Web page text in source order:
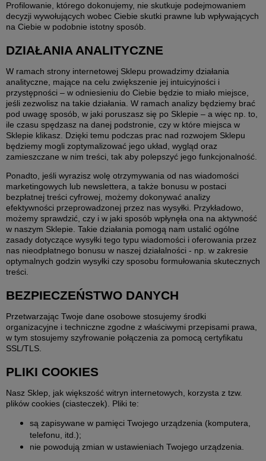
Profilowanie, którego dokonujemy, nie skutkuje podejmowaniem
decyzji wywołujących wobec Ciebie skutki prawne lub wpływających
na Ciebie w podobnie istotny sposób.
DZIAŁANIA ANALITYCZNE
W ramach strony internetowej Sklepu prowadzimy działania
analityczne, mające na celu zwiększenie jej intuicyjności i
przystępności – w odniesieniu do Ciebie będzie to miało miejsce,
jeśli zezwolisz na takie działania. W ramach analizy będziemy brać
pod uwagę sposób, w jaki poruszasz się po Sklepie – a więc np. to,
ile czasu spędzasz na danej podstronie, czy w które miejsca w
Sklepie klikasz. Dzięki temu podczas prac nad rozwojem Sklepu
będziemy mogli zoptymalizować jego układ, wygląd oraz
zamieszczane w nim treści, tak aby polepszyć jego funkcjonalność.
Ponadto, jeśli wyrazisz wolę otrzymywania od nas wiadomości
marketingowych lub newslettera, a także bonusu w postaci
bezpłatnej treści cyfrowej, możemy dokonywać analizy
efektywności przeprowadzonej przez nas wysyłki. Przykładowo,
możemy sprawdzić, czy i w jaki sposób wpłynęła ona na aktywność
w naszym Sklepie. Takie działania pomogą nam ustalić ogólne
zasady dotyczące wysyłki tego typu wiadomości i oferowania przez
nas nieodpłatnego bonusu w naszej działalności - np. w zakresie
optymalnych godzin wysyłki czy sposobu formułowania skutecznych
treści.
BEZPIECZEŃSTWO DANYCH
Przetwarzając Twoje dane osobowe stosujemy środki
organizacyjne i techniczne zgodne z właściwymi przepisami prawa,
w tym stosujemy szyfrowanie połączenia za pomocą certyfikatu
SSL/TLS.
PLIKI COOKIES
Nasz Sklep, jak większość witryn internetowych, korzysta z tzw.
plików cookies (ciasteczek). Pliki te:
są zapisywane w pamięci Twojego urządzenia (komputera,
telefonu, itd.);
nie powodują zmian w ustawieniach Twojego urządzenia.